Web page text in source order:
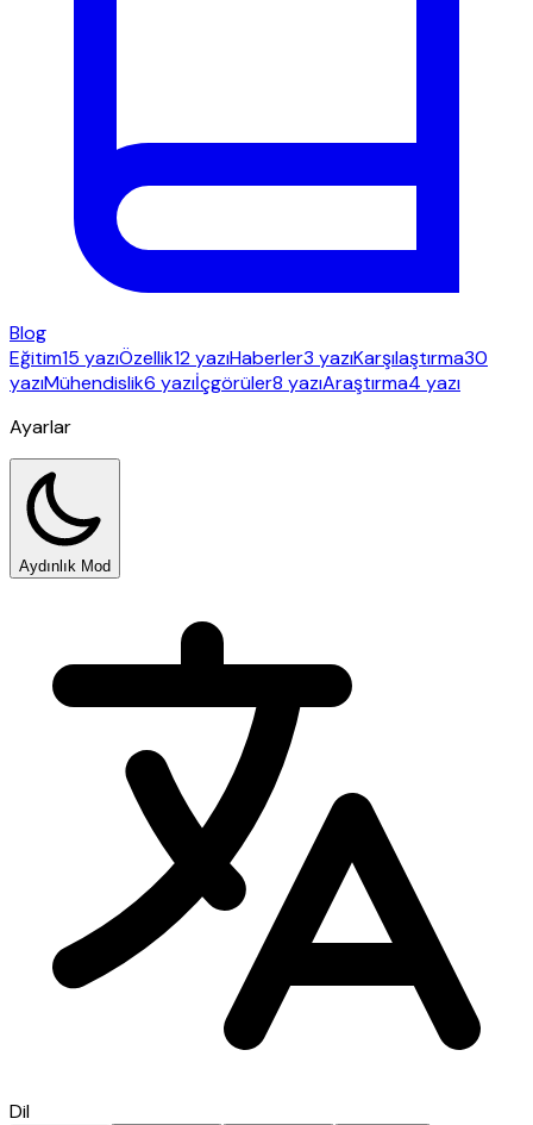
Blog
Eğitim15 yazıÖzellik12 yazıHaberler3 yazıKarşılaştırma30
yazıMühendislik6 yazıİçgörüler8 yazıAraştırma4 yazı
Ayarlar
Aydınlık Mod
Dil